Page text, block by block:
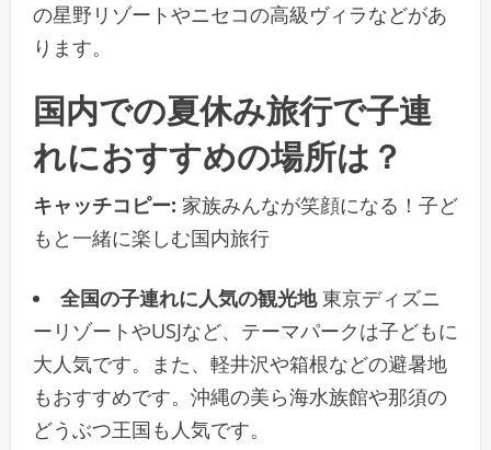
の星野リゾートやニセコの高級ヴィラなどがあ
ります。
国内での夏休み旅行で子連
れにおすすめの場所は？
キャッチコピー: 家族みんなが笑顔になる！子ど
もと一緒に楽しむ国内旅行
全国の子連れに人気の観光地東京ディズニ
ーリゾートやUSJなど、テーマパークは子どもに
大人気です。また、軽井沢や箱根などの避暑地
もおすすめです。沖縄の美ら海水族館や那須の
どうぶつ王国も人気です。